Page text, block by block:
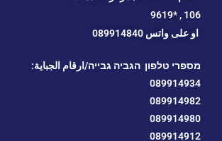
106 ,
*9619
او على واتس 089914840
מספרי טלפון הגביה גבייה/ارقام الجباية:
089914934
089914982
089914980
089914912